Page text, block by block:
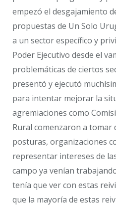
empezó el desgajamiento
propuestas de Un Solo
a un sector específico y
Poder Ejecutivo desde el
problemáticas de ciertos
presentó y ejecutó
para intentar mejorar la
agremiaciones como
Rural comenzaron a tomar
posturas, organizaciones
representar intereses de
campo ya venían
tenía que ver con estas
que la mayoría de estas